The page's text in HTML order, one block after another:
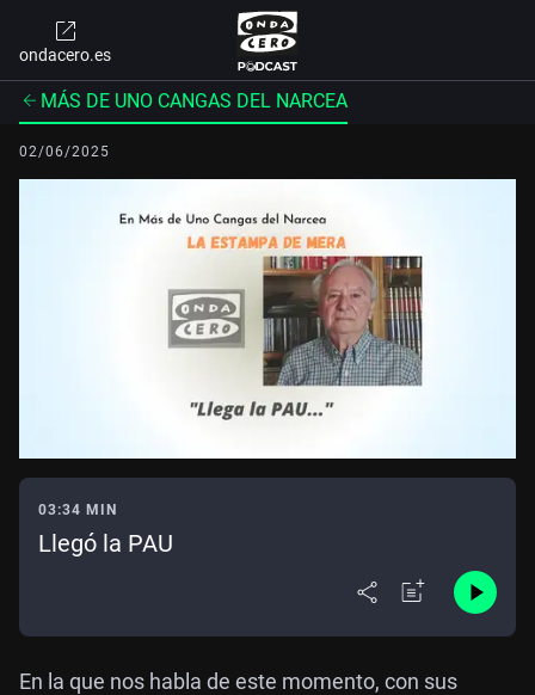
ondacero.es
MÁS DE UNO CANGAS DEL NARCEA
02/06/2025
03:34 MIN
Llegó la PAU
En la que nos habla de este momento, con sus